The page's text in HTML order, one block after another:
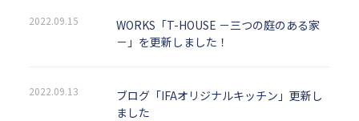
2022.09.15
WORKS「T-HOUSE －三つの庭のある家
－」を更新しました！
2022.09.13
ブログ「IFAオリジナルキッチン」更新し
ました